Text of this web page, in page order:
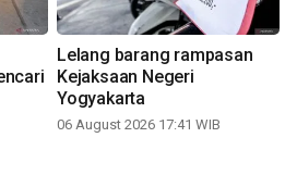
Lelang barang rampasan
Kejaksaan Negeri
Yogyakarta
06 August 2026 17:41 WIB